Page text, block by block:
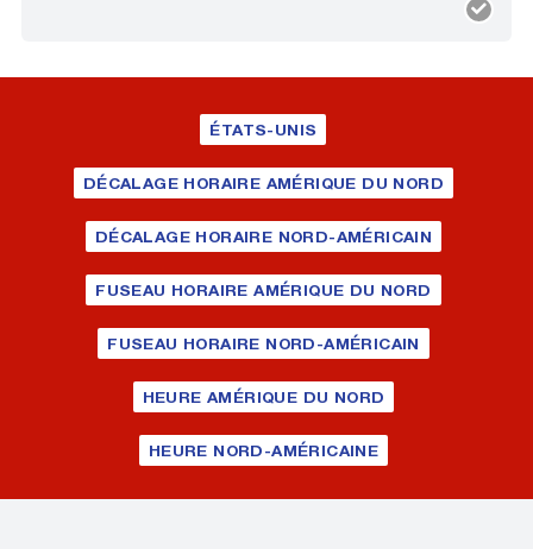
ÉTATS-UNIS
DÉCALAGE HORAIRE AMÉRIQUE DU NORD
DÉCALAGE HORAIRE NORD-AMÉRICAIN
FUSEAU HORAIRE AMÉRIQUE DU NORD
FUSEAU HORAIRE NORD-AMÉRICAIN
HEURE AMÉRIQUE DU NORD
HEURE NORD-AMÉRICAINE